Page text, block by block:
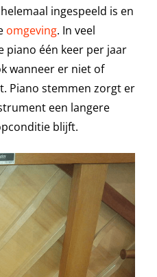
ingespeeld is en
omgeving. In veel
piano één keer per jaar
wanneer er niet of
Piano stemmen zorgt er
een langere
blijft.